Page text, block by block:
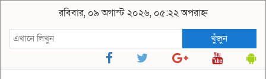
রবিবার, ০৯ অগাস্ট ২০২৬, ০৫:২২ অপরাহ্ন
খুঁজুন